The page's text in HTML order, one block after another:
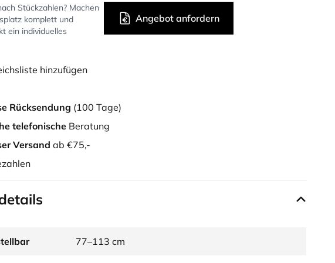
Stückzahlen? Machen
komplett und
ein individuelles
Angebot anfordern
hinzufügen
Rücksendung (100 Tage)
telefonische Beratung
Versand ab €75,-
77–113 cm